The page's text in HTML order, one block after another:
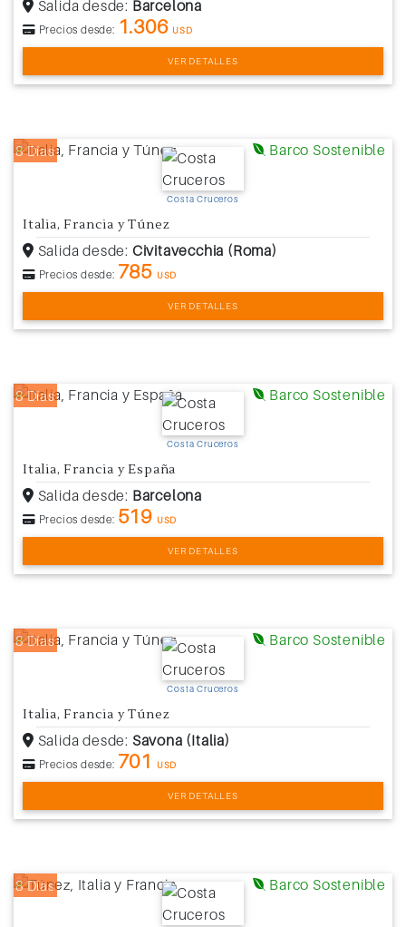
Salida desde: Barcelona
Precios desde: 1.306 USD
VER DETALLES
8 Días Barco Sostenible
Costa Cruceros
Italia, Francia y Túnez
Salida desde: Civitavecchia (Roma)
Precios desde: 785 USD
VER DETALLES
8 Días Barco Sostenible
Costa Cruceros
Italia, Francia y España
Salida desde: Barcelona
Precios desde: 519 USD
VER DETALLES
8 Días Barco Sostenible
Costa Cruceros
Italia, Francia y Túnez
Salida desde: Savona (Italia)
Precios desde: 701 USD
VER DETALLES
8 Días Barco Sostenible